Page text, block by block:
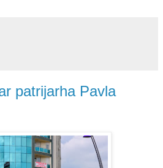
patrijarha Pavla